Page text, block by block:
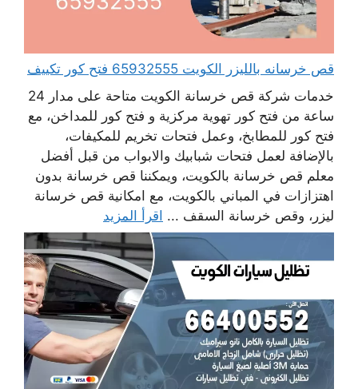
قص خرسانه بالليزر الكويت 65932555 فتح كور تكييف
خدمات شركة قص خرسانة الكويت متاحة على مدار 24
ساعة من فتح كور تهوية مركزية و فتح كور للمداخن، مع
فتح كور للمطابخ، وعمل فتحات تخريم للمكيفات،
بالإضافة لعمل فتحات شبابيك والابواب من قبل أفضل
معلم قص خرسانة بالكويت، ويمكننا قص خرسانة بدون
اهتزازات في المباني بالكويت، مع امكانية قص خرسانة
ليزر، وقص خرسانة السقف ... اقرأ المزيد